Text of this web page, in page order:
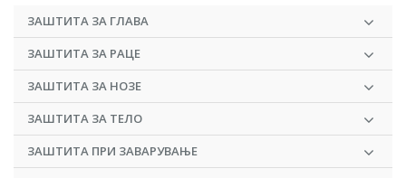
ЗАШТИТА ЗА ГЛАВА
ЗАШТИТА ЗА РАЦЕ
ЗАШТИТА ЗА НОЗЕ
ЗАШТИТА ЗА ТЕЛО
ЗАШТИТА ПРИ ЗАВАРУВАЊЕ